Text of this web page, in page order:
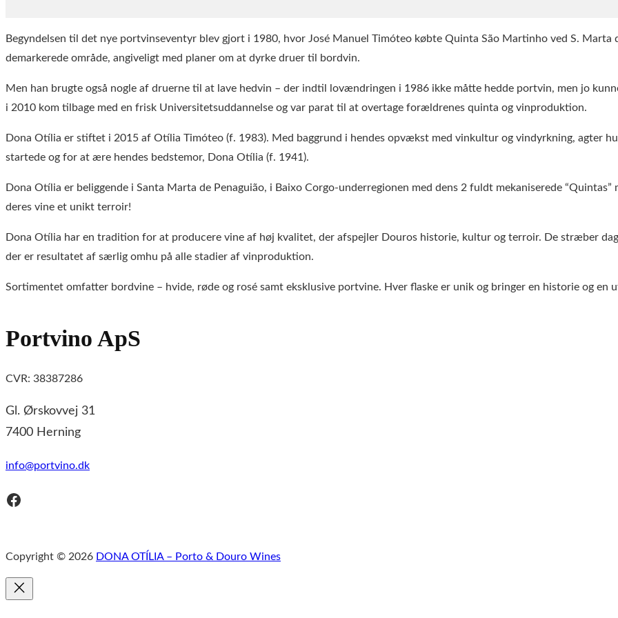
Begyndelsen til det nye portvinseventyr blev gjort i 1980, hvor José Manuel Timóteo købte Quinta São Martinho ved S. Marta
demarkerede område, angiveligt med planer om at dyrke druer til bordvin.
Men han brugte også nogle af druerne til at lave hedvin – der indtil lovændringen i 1986 ikke måtte hedde portvin, men jo
i 2010 kom tilbage med en frisk Universitetsuddannelse og var parat til at overtage forældrenes quinta og vinproduktion.
Dona Otília er stiftet i 2015 af Otília Timóteo (f. 1983). Med baggrund i hendes opvækst med vinkultur og vindyrkning, agter
startede og for at ære hendes bedstemor, Dona Otília (f. 1941).
Dona Otília er beliggende i Santa Marta de Penaguião, i Baixo Corgo-underregionen med dens 2 fuldt mekaniserede
deres vine et unikt terroir!
Dona Otília har en tradition for at producere vine af høj kvalitet, der afspejler Douros historie, kultur og terroir. De stræber
der er resultatet af særlig omhu på alle stadier af vinproduktion.
Sortimentet omfatter bordvine – hvide, røde og rosé samt eksklusive portvine. Hver flaske er unik og bringer en historie og en
Portvino ApS
CVR: 38387286
Gl. Ørskovvej 31
7400 Herning
info@portvino.dk
Facebook
Copyright © 2026 DONA OTÍLIA – Porto & Douro Wines